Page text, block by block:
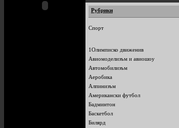
Рубрики
Спорт
1Олимписко движенив
Авиомоделизъм и авиошоу
Автомобилизъм
Аеробика
Алпинизъм
Американски футбол
Бадминтон
Баскетбол
Билярд